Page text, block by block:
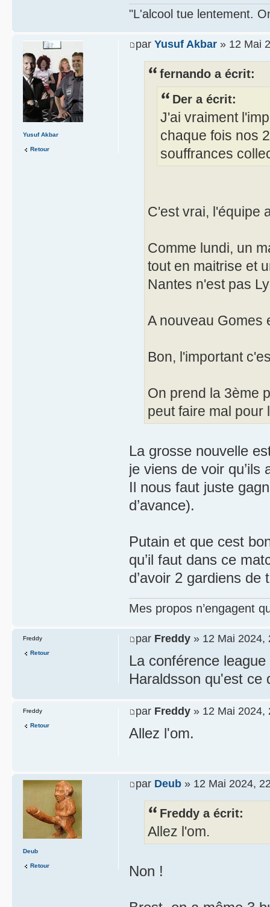
"L'alcool tue lentement.
par Yusuf Akbar » 12 Mai
fernando a écrit:
Der a écrit:
J'ai vraiment
chaque fois nos
souffrances
C'est vrai, l'équipe
Comme lundi, un
tout en maitrise et
Nantes n'est pas
A nouveau Gomes
Bon, l'important
On prend la 3ème
peut faire mal pour
La grosse nouvelle
je viens de voir
Il nous faut juste
d’avance).
Putain et que cest
qu’il faut dans ce
d’avoir 2 gardiens
Mes propos n’engagent
Yusuf Akbar
Retour
par Freddy » 12 Mai 2024,
La conférence
Haraldsson qu'est ce
Freddy
Retour
par Freddy » 12 Mai 2024,
Allez l'om.
Freddy
Retour
par Deub » 12 Mai 2024,
Freddy a écrit:
Allez l'om.
Non !
Deub
Retour